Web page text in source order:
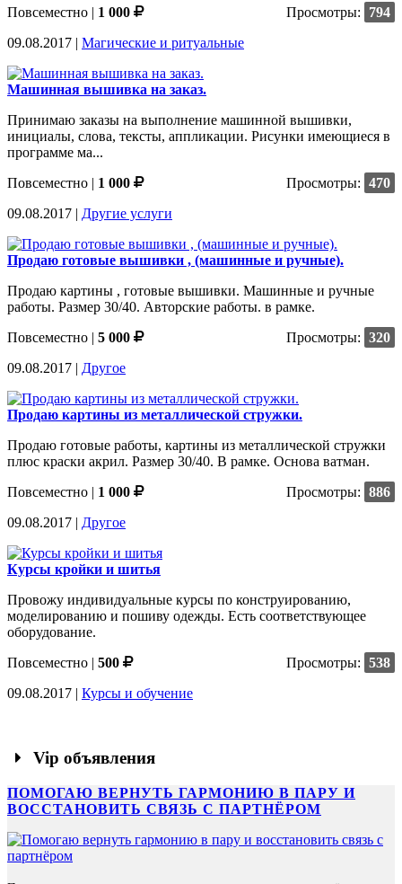
Повсеместно | 1 000 Просмотры:
794
09.08.2017 | Магические и ритуальные
Машинная вышивка на заказ.
Принимаю заказы на выполнение машинной вышивки,
инициалы, слова, тексты, аппликации. Рисунки имеющиеся в
программе ма...
Повсеместно | 1 000 Просмотры: 470
09.08.2017 | Другие услуги
Продаю готовые вышивки , (машинные и ручные).
Продаю картины , готовые вышивки. Машинные и ручные
работы. Размер 30/40. Авторские работы. в рамке.
Повсеместно | 5 000 Просмотры: 320
09.08.2017 | Другое
Продаю картины из металлической стружки.
Продаю готовые работы, картины из металлической стружки
плюс краски акрил. Размер 30/40. В рамке. Основа ватман.
Повсеместно | 1 000 Просмотры: 886
09.08.2017 | Другое
Курсы кройки и шитья
Провожу индивидуальные курсы по конструированию,
моделированию и пошиву одежды. Есть соответствующее
оборудование.
Повсеместно | 500 Просмотры: 538
09.08.2017 | Курсы и обучение
Vip объявления
ПОМОГАЮ ВЕРНУТЬ ГАРМОНИЮ В ПАРУ И
ВОССТАНОВИТЬ СВЯЗЬ С ПАРТНЁРОМ